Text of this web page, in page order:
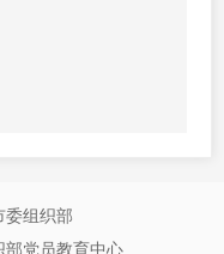
委组织部
部党员教育中心